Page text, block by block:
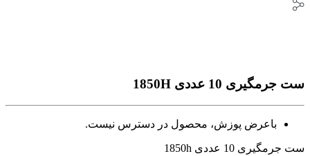
ست جرمگیری 10 عددی 1850H
باعرض پوزش، محصول در دسترس نیست.
ست جرمگیری 10 عددی 1850h